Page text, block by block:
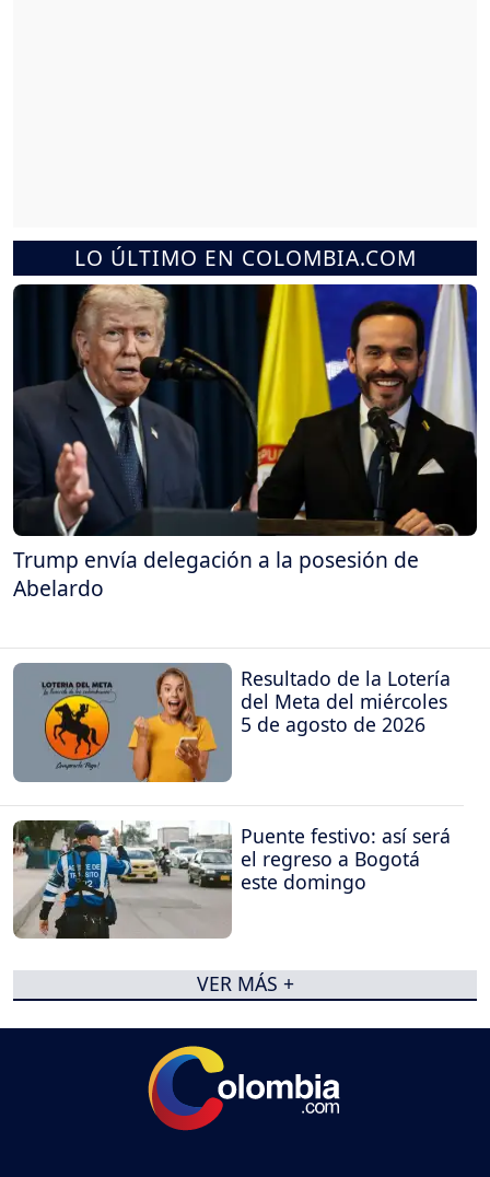
LO ÚLTIMO EN COLOMBIA.COM
Trump envía delegación a la posesión de
Abelardo
Resultado de la Lotería
del Meta del miércoles
5 de agosto de 2026
Puente festivo: así será
el regreso a Bogotá
este domingo
VER MÁS +